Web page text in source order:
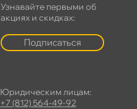
Узнавайте первыми о
акциях и скидках:
Подписаться
Юридическим лицам:
+7 (812) 564-49-92